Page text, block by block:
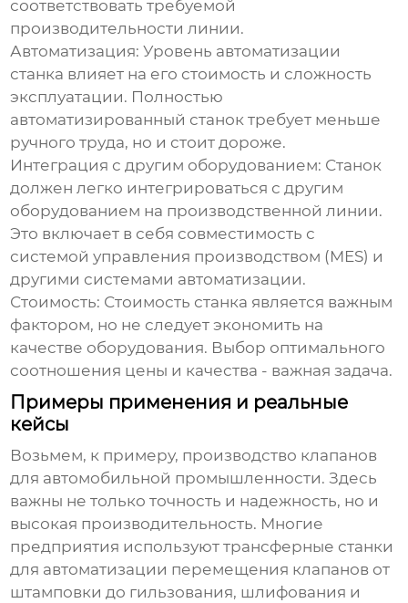
соответствовать требуемой
производительности линии.
Автоматизация: Уровень автоматизации
станка влияет на его стоимость и сложность
эксплуатации. Полностью
автоматизированный станок требует меньше
ручного труда, но и стоит дороже.
Интеграция с другим оборудованием: Станок
должен легко интегрироваться с другим
оборудованием на производственной линии.
Это включает в себя совместимость с
системой управления производством (MES) и
другими системами автоматизации.
Стоимость: Стоимость станка является важным
фактором, но не следует экономить на
качестве оборудования. Выбор оптимального
соотношения цены и качества - важная задача.
Примеры применения и реальные
кейсы
Возьмем, к примеру, производство клапанов
для автомобильной промышленности. Здесь
важны не только точность и надежность, но и
высокая производительность. Многие
предприятия используют трансферные станки
для автоматизации перемещения клапанов от
штамповки до гильзования, шлифования и